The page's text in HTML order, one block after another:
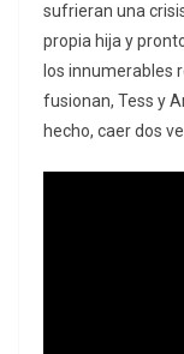
sufrieran una
propia hija y
los innumerables
fusionan, Tess y
hecho, caer dos